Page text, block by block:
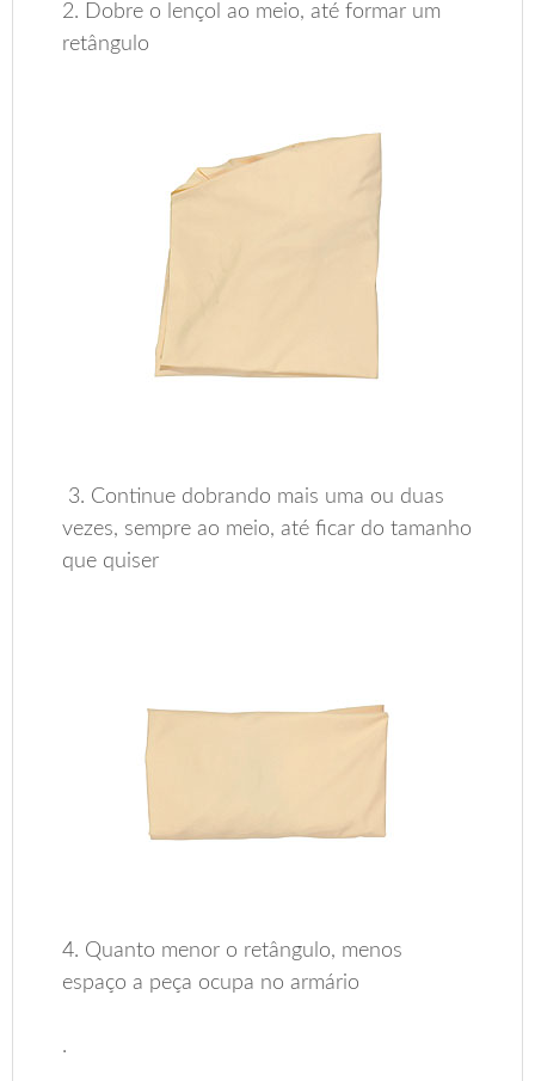
2. Dobre o lençol ao meio, até formar um
retângulo
3. Continue dobrando mais uma ou duas
vezes, sempre ao meio, até ficar do tamanho
que quiser
4. Quanto menor o retângulo, menos
espaço a peça ocupa no armário
.